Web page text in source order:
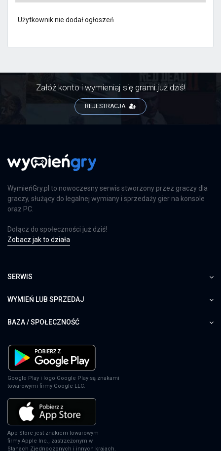
Użytkownik nie dodał ogłoszeń
Załóż konto i wymieniaj się grami już dziś!
REJESTRACJA
WymieńGry.pl to nowoczesny serwis stworzony przez graczy dla
graczy, służący do legalnej wymiany i sprzedaży gier na konsole
oraz PC.
Dołącz do społeczności już dziś!
Zobacz jak to działa
SERWIS
WYMIEŃ LUB SPRZEDAJ
BAZA / SPOŁECZNOŚĆ
Google Play i logo Google Play są znakami
towarowymi firmy Google LLC.
App Store jest znakiem towarowym
firmy Apple Inc., zastrzeżonym w
Stanach Zjednoczonych i innych krajach.